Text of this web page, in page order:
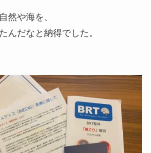
然や海を、
んだなと納得でした。